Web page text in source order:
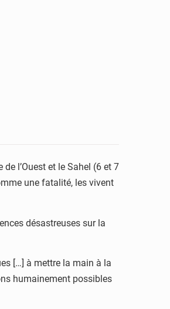
l’Ouest et le Sahel (6 et 7
une fatalité, les vivent
désastreuses sur la
[…] à mettre la main à la
humainement possibles